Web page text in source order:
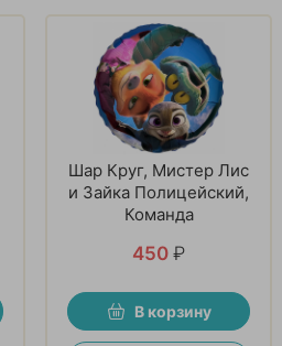
Шар Круг, Мистер Лис
и Зайка Полицейский,
Команда
450 ₽
В корзину